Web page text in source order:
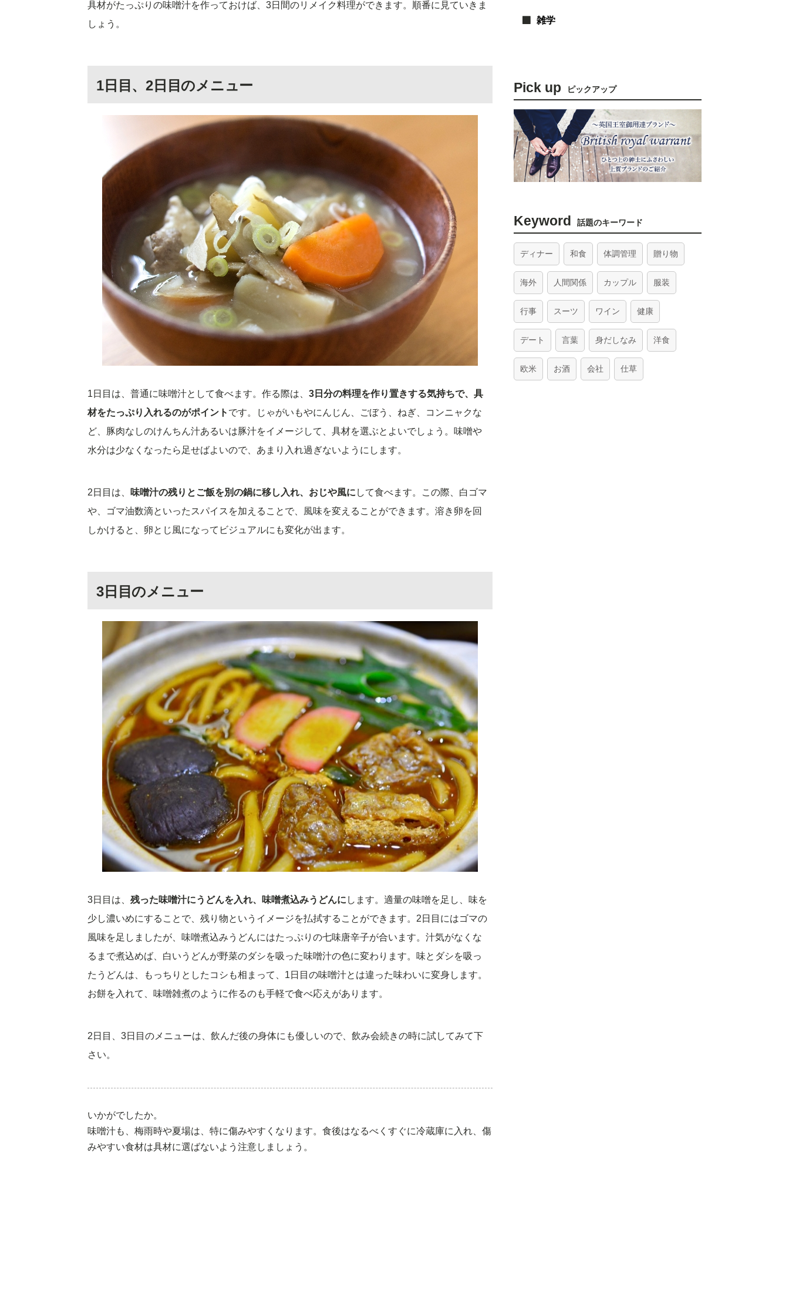
具材がたっぷりの味噌汁を作っておけば、3日間のリメイク料理ができます。順番に見ていきま
しょう。
1日目、2日目のメニュー
1日目は、普通に味噌汁として食べます。作る際は、 3日分の料理を作り置きする気持ちで、具
材をたっぷり入れるのがポイント です。じゃがいもやにんじん、ごぼう、ねぎ、コンニャクな
ど、豚肉なしのけんちん汁あるいは豚汁をイメージして、具材を選ぶとよいでしょう。味噌や
水分は少なくなったら足せばよいので、あまり入れ過ぎないようにします。
2日目は、 味噌汁の残りとご飯を別の鍋に移し入れ、おじや風に して食べます。この際、白ゴマ
や、ゴマ油数滴といったスパイスを加えることで、風味を変えることができます。溶き卵を回
しかけると、卵とじ風になってビジュアルにも変化が出ます。
3日目のメニュー
3日目は、 残った味噌汁にうどんを入れ、味噌煮込みうどんに します。適量の味噌を足し、味を
少し濃いめにすることで、残り物というイメージを払拭することができます。2日目にはゴマの
風味を足しましたが、味噌煮込みうどんにはたっぷりの七味唐辛子が合います。汁気がなくな
るまで煮込めば、白いうどんが野菜のダシを吸った味噌汁の色に変わります。味とダシを吸っ
たうどんは、もっちりとしたコシも相まって、1日目の味噌汁とは違った味わいに変身します。
お餅を入れて、味噌雑煮のように作るのも手軽で食べ応えがあります。
2日目、3日目のメニューは、飲んだ後の身体にも優しいので、飲み会続きの時に試してみて下
さい。
いかがでしたか。
味噌汁も、梅雨時や夏場は、特に傷みやすくなります。食後はなるべくすぐに冷蔵庫に入れ、傷
みやすい食材は具材に選ばないよう注意しましょう。
雑学
Pick up ピックアップ
Keyword 話題のキーワード
ディナー 和食 体調管理 贈り物
海外 人間関係 カップル 服装
行事 スーツ ワイン 健康
デート 言葉 身だしなみ 洋食
欧米 お酒 会社 仕草